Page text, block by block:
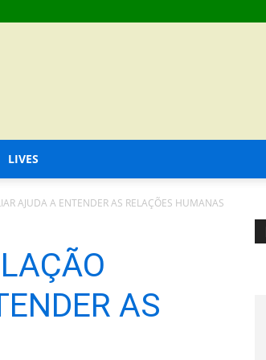
LIVES
AJUDA A ENTENDER AS RELAÇÕES HUMANAS
AS